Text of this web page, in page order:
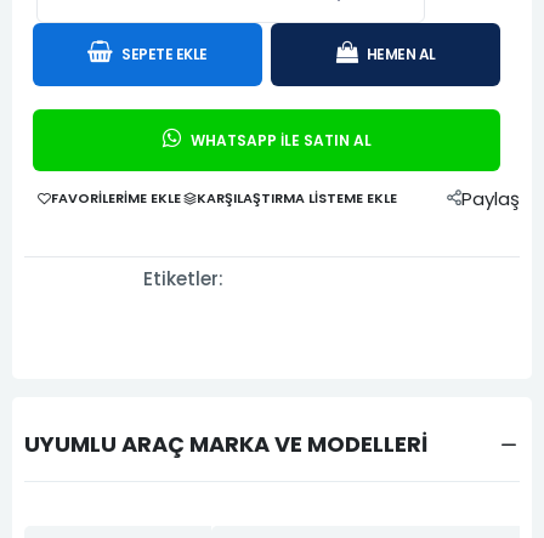
SEPETE EKLE HEMEN AL
WHATSAPP İLE SATIN AL
FAVORILERIME EKLE KARŞILAŞTIRMA LISTEME EKLE Paylaş
Etiketler:
UYUMLU ARAÇ MARKA VE MODELLERİ